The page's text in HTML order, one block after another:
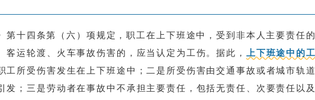
第十四条第（六）项规定，职工在上下班途中，受到非本人主要责任
客运轮渡、火车事故伤害的，应当认定为工伤。据此，
上下班途中的
工所受伤害发生在上下班途中；二是所受伤害由交通事故或者城市轨道
发；三是劳动者在事故中不承担主要责任，包括无责任、次要责任以